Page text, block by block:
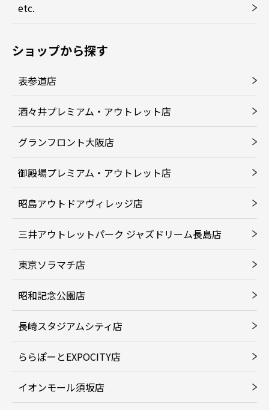
etc.
ショップから探す
表参道店
酒々井プレミアム・アウトレット店
グランフロント大阪店
御殿場プレミアム・アウトレット店
昭島アウトドアヴィレッジ店
三井アウトレットパーク ジャズドリーム長島店
東京ソラマチ店
昭和記念公園店
長崎スタジアムシティ店
ららぽーとEXPOCITY店
イオンモール須坂店